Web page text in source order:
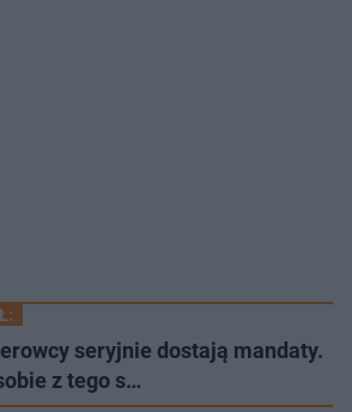
seryjnie dostają mandaty.
z tego s…